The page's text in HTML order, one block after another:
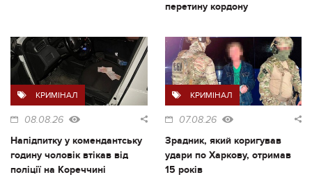
перетину кордону
КРИМІНАЛ
08.08.26
Напідпитку у комендантську
годину чоловік втікав від
поліції на Кореччині
КРИМІНАЛ
07.08.26
Зрадник, який коригував
удари по Харкову, отримав
15 років